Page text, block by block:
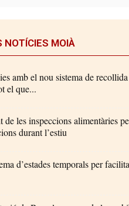
NOTÍCIES MOIÀ
amb el nou sistema de
el que...
de les inspeccions alimentàries
durant l’estiu
d’estades temporals per